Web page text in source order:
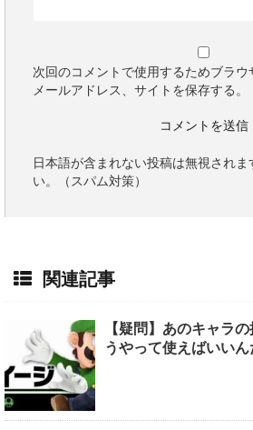
次回のコメントで使用するためブラウ
メールアドレス、サイトを保存する。
日本語が含まれない投稿は無視されま
い。（スパム対策）
関連記事
【疑問】あのキャラ
うやって使えばいいん